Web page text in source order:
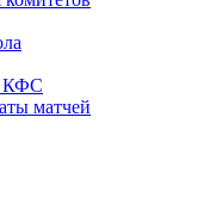
КФС
матчей